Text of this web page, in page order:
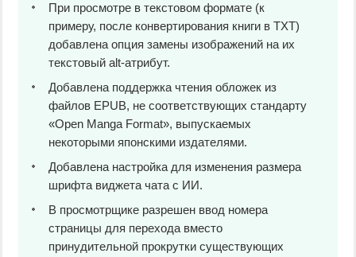
При просмотре в текстовом формате (к
примеру, после конвертирования книги в TXT)
добавлена опция замены изображений на их
текстовый alt-атрибут.
Добавлена поддержка чтения обложек из
файлов EPUB, не соответствующих стандарту
«Open Manga Format», выпускаемых
некоторыми японскими издателями.
Добавлена ​​настройка для изменения размера
шрифта виджета чата с ИИ.
В просмотрщике разрешен ввод номера
страницы для перехода вместо
принудительной прокрутки существующих